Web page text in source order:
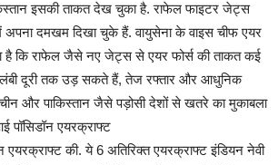
इसकी ताकत देख चुका है. राफेल फाइटर जेट्स
दमखम दिखा चुके हैं. वायुसेना के वाइस चीफ एयर
है कि राफेल जैसे नए जेट्स से एयर फोर्स की ताकत कई
दूरी तक उड़ सकते हैं, तेज रफ्तार और आधुनिक
और पाकिस्तान जैसे पड़ोसी देशों से खतरे का मुकाबला
पॉसिडॉन एयरक्राफ्ट
एयरक्राफ्ट की. ये 6 अतिरिक्त एयरक्राफ्ट इंडियन नेवी